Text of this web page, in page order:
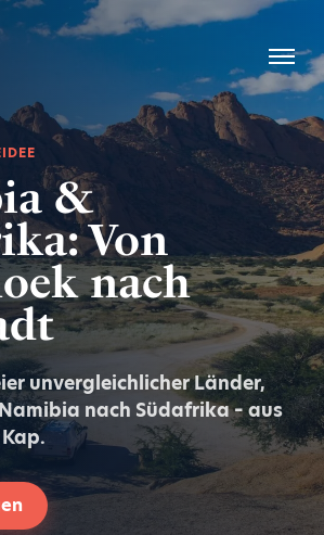
&
Von
nach
unvergleichlicher Länder,
nach Südafrika – aus